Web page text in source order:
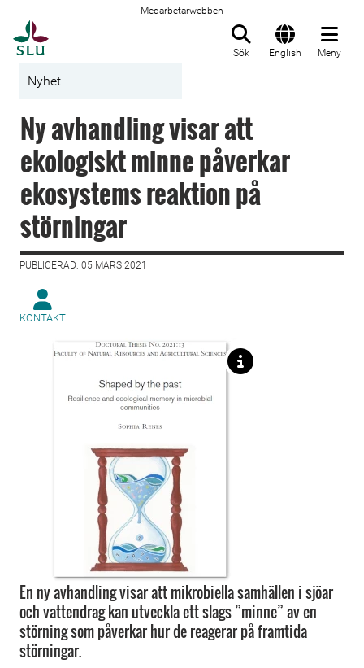
Medarbetarwebben
Sök English Meny
Nyhet
Ny avhandling visar att
ekologiskt minne påverkar
ekosystems reaktion på
störningar
PUBLICERAD: 05 MARS 2021
KONTAKT
En ny avhandling visar att mikrobiella samhällen i sjöar
och vattendrag kan utveckla ett slags ”minne” av en
störning som påverkar hur de reagerar på framtida
störningar.